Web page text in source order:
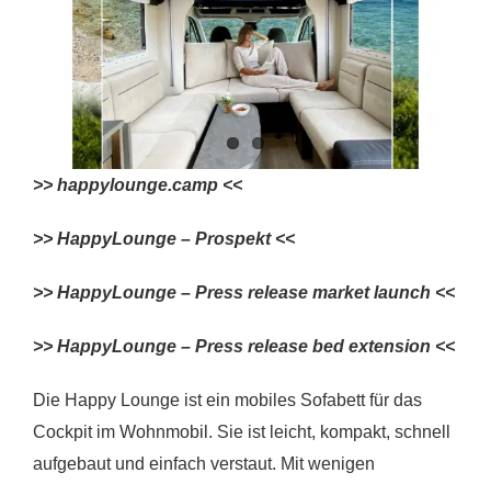
>> happylounge.camp <<
>> HappyLounge – Prospekt <<
>> HappyLounge – Press release market launch <<
>> HappyLounge – Press release bed extension <<
Die Happy Lounge ist ein mobiles Sofabett für das
Cockpit im Wohnmobil. Sie ist leicht, kompakt, schnell
aufgebaut und einfach verstaut. Mit wenigen